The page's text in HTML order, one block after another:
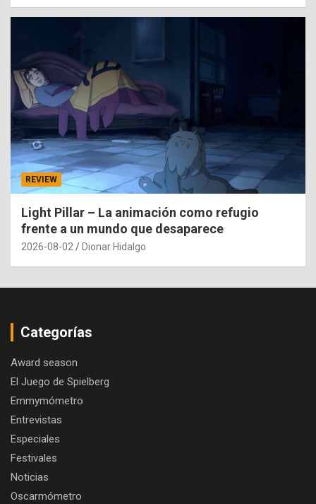
REVIEW
Light Pillar – La animación como refugio
frente a un mundo que desaparece
2026-08-02 Dionar Hidalgo
Categorías
Award season
El Juego de Spielberg
Emmymómetro
Entrevistas
Especiales
Festivales
Noticias
Oscarmómetro